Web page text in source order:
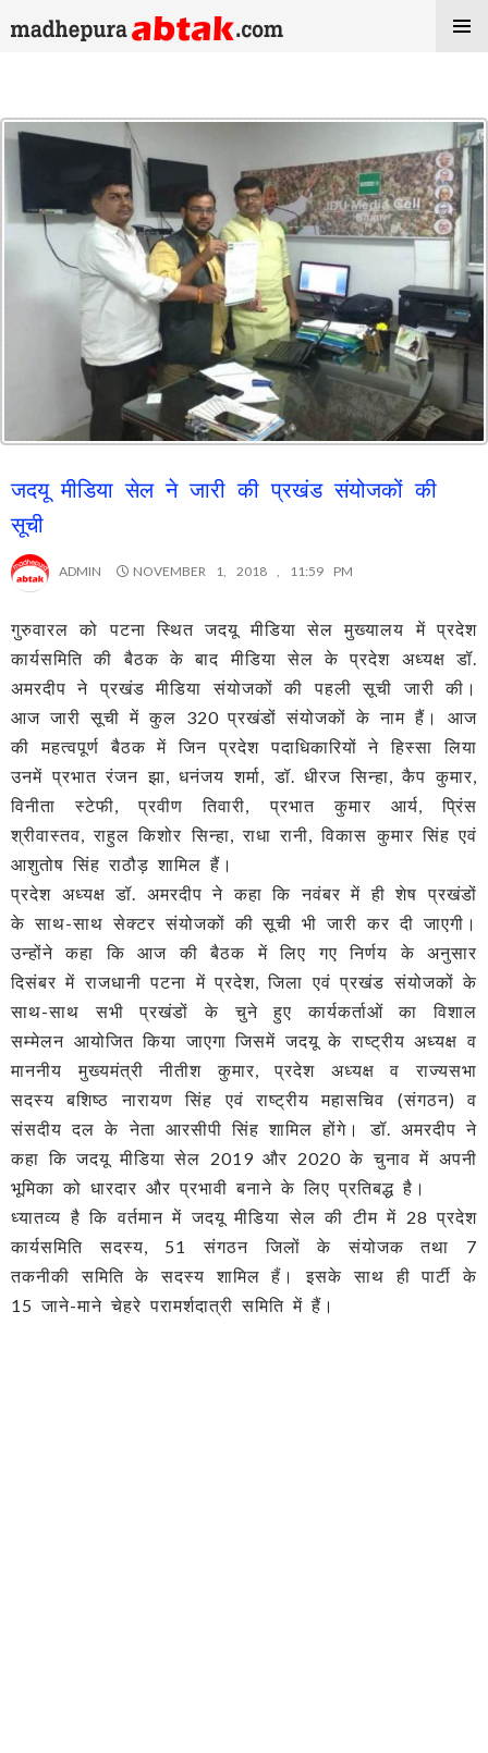
Tag Archives: JDU
जदयू मीडिया सेल ने जारी की प्रखंड संयोजकों की
सूची
ADMIN NOVEMBER 1, 2018 , 11:59 PM
गुरुवारल को पटना स्थित जदयू मीडिया सेल मुख्यालय में प्रदेश
कार्यसमिति की बैठक के बाद मीडिया सेल के प्रदेश अध्यक्ष डॉ.
अमरदीप ने प्रखंड मीडिया संयोजकों की पहली सूची जारी की।
आज जारी सूची में कुल 320 प्रखंडों संयोजकों के नाम हैं। आज
की महत्वपूर्ण बैठक में जिन प्रदेश पदाधिकारियों ने हिस्सा लिया
उनमें प्रभात रंजन झा, धनंजय शर्मा, डॉ. धीरज सिन्हा, कैप कुमार,
विनीता स्टेफी, प्रवीण तिवारी, प्रभात कुमार आर्य, प्रिंस
श्रीवास्तव, राहुल किशोर सिन्हा, राधा रानी, विकास कुमार सिंह एवं
आशुतोष सिंह राठौड़ शामिल हैं।
प्रदेश अध्यक्ष डॉ. अमरदीप ने कहा कि नवंबर में ही शेष प्रखंडों
के साथ-साथ सेक्टर संयोजकों की सूची भी जारी कर दी जाएगी।
उन्होंने कहा कि आज की बैठक में लिए गए निर्णय के अनुसार
दिसंबर में राजधानी पटना में प्रदेश, जिला एवं प्रखंड संयोजकों के
साथ-साथ सभी प्रखंडों के चुने हुए कार्यकर्ताओं का विशाल
सम्मेलन आयोजित किया जाएगा जिसमें जदयू के राष्ट्रीय अध्यक्ष व
माननीय मुख्यमंत्री नीतीश कुमार, प्रदेश अध्यक्ष व राज्यसभा
सदस्य बशिष्ठ नारायण सिंह एवं राष्ट्रीय महासचिव (संगठन) व
संसदीय दल के नेता आरसीपी सिंह शामिल होंगे। डॉ. अमरदीप ने
कहा कि जदयू मीडिया सेल 2019 और 2020 के चुनाव में अपनी
भूमिका को धारदार और प्रभावी बनाने के लिए प्रतिबद्ध है।
ध्यातव्य है कि वर्तमान में जदयू मीडिया सेल की टीम में 28 प्रदेश
कार्यसमिति सदस्य, 51 संगठन जिलों के संयोजक तथा 7
तकनीकी समिति के सदस्य शामिल हैं। इसके साथ ही पार्टी के
15 जाने-माने चेहरे परामर्शदात्री समिति में हैं।